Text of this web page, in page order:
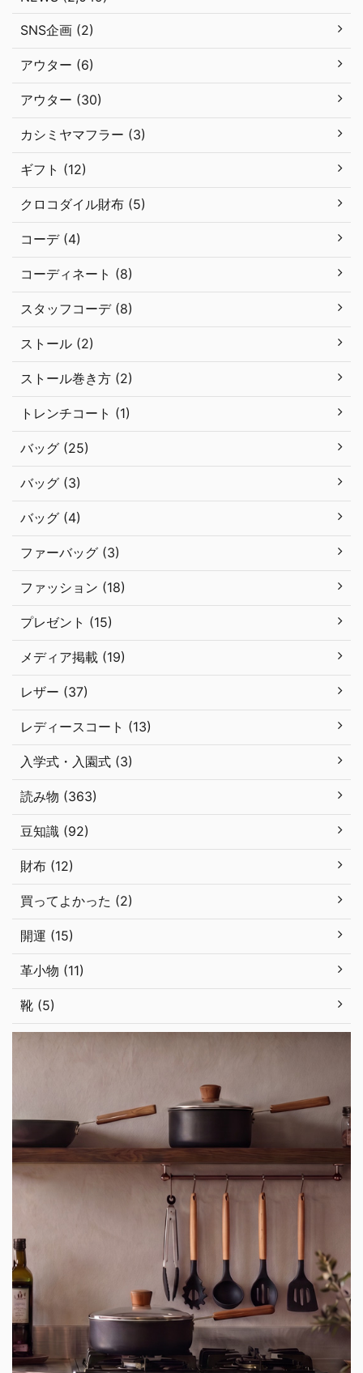
SNS企画 (2)
アウター (6)
アウター (30)
カシミヤマフラー (3)
ギフト (12)
クロコダイル財布 (5)
コーデ (4)
コーディネート (8)
スタッフコーデ (8)
ストール (2)
ストール巻き方 (2)
トレンチコート (1)
バッグ (25)
バッグ (3)
バッグ (4)
ファーバッグ (3)
ファッション (18)
プレゼント (15)
メディア掲載 (19)
レザー (37)
レディースコート (13)
入学式・入園式 (3)
読み物 (363)
豆知識 (92)
財布 (12)
買ってよかった (2)
開運 (15)
革小物 (11)
靴 (5)